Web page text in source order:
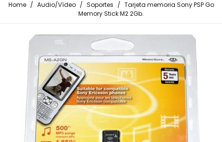
Home / Audio/Vídeo / Soportes / Tarjeta memoria Sony PSP Go
Memory Stick M2 2Gb.